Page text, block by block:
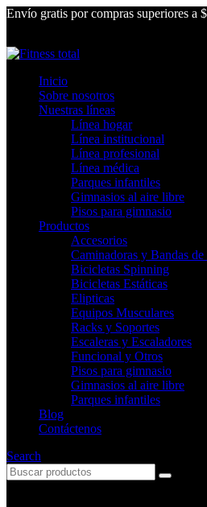
Envío gratis por compras superiores a
Inicio
Sobre nosotros
Nuestras líneas
Línea hogar
Línea institucional
Línea profesional
Línea médica
Parques infantiles
Gimnasios al aire libre
Pisos para gimnasio
Productos
Accesorios
Caminadoras y Bandas de
Bicicletas Spinning
Bicicletas Estáticas
Elipticas
Equipos Musculares
Racks y Soportes
Escaleras y Escaladores
Funcional y Otros
Pisos para gimnasio
Gimnasios al aire libre
Parques infantiles
Blog
Contáctenos
Search